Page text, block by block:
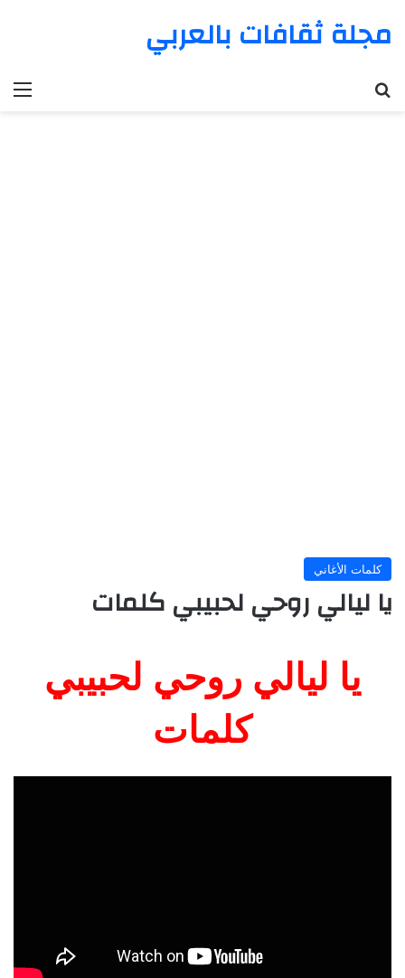
مجلة ثقافات بالعربي
كلمات الأغاني
يا ليالي روحي لحبيبي كلمات
يا ليالي روحي لحبيبي
كلمات